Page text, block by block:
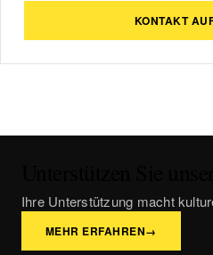
KONTAKT
Ihre Unterstützung macht
MEHR ERFAHREN→